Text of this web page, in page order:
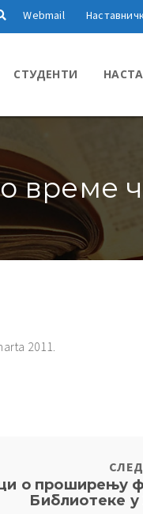
Webmail
СТУДЕНТИ
време
2011.
о проширењу
Библиотеке у